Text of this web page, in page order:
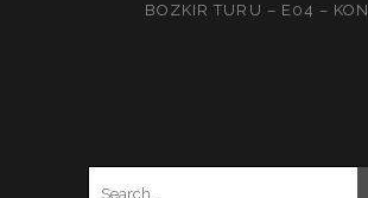
BOZKIR TURU – E04 –